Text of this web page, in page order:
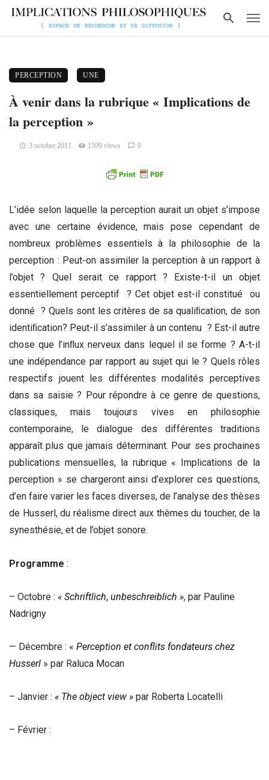
PERCEPTION UNE
À venir dans la rubrique « Implications de
la perception »
3 octobre 2011 1599 views 0
L’idée selon laquelle la perception aurait un objet s’impose
avec une certaine évidence, mais pose cependant de
nombreux problèmes essentiels à la philosophie de la
perception : Peut-on assimiler la perception à un rapport à
l’objet ? Quel serait ce rapport ? Existe-t-il un objet
essentiellement perceptif ? Cet objet est-il constitué ou
donné ? Quels sont les critères de sa qualiﬁcation, de son
identiﬁcation? Peut-il s’assimiler à un contenu ? Est-il autre
chose que l’inﬂux nerveux dans lequel il se forme ? A-t-il
une indépendance par rapport au sujet qui le ? Quels rôles
respectifs jouent les différentes modalités perceptives
dans sa saisie ? Pour répondre à ce genre de questions,
classiques, mais toujours vives en philosophie
contemporaine, le dialogue des différentes traditions
apparaît plus que jamais déterminant. Pour ses prochaines
publications mensuelles, la rubrique « Implications de la
perception » se chargeront ainsi d’explorer ces questions,
d’en faire varier les faces diverses, de l’analyse des thèses
de Husserl, du réalisme direct aux thèmes du toucher, de la
synesthésie, et de l’objet sonore.
Programme :
– Octobre : « Schriftlich, unbeschreiblich », par Pauline
Nadrigny
— Décembre : « Perception et conflits fondateurs chez
Husserl » par Raluca Mocan
– Janvier : « The object view » par Roberta Locatelli
– Février :